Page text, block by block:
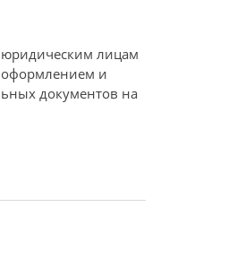
лицам
и
документов на